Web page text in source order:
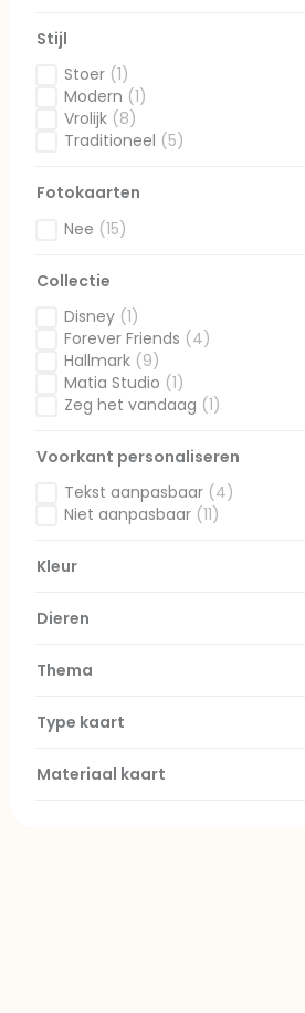
Stijl
Stoer (1)
Gefilterd op Stijl: Stoer
Modern (1)
Gefilterd op Stijl: Modern
Vrolijk (8)
Gefilterd op Stijl: Vrolijk
Traditioneel (5)
Fotokaarten
Nee (15)
Collectie
Disney (1)
Gefilterd op Collectie: Disney
Forever Friends (4)
Gefilterd op Collectie: Forever
Hallmark (9)
Gefilterd op Collectie: Hallmark
Matia Studio (1)
Gefilterd op Collectie: Matia
Zeg het vandaag (1)
Voorkant personaliseren
Tekst aanpasbaar (4)
Gefilterd op Voorkant
Niet aanpasbaar (11)
Kleur
Dieren
Thema
Type kaart
Materiaal kaart